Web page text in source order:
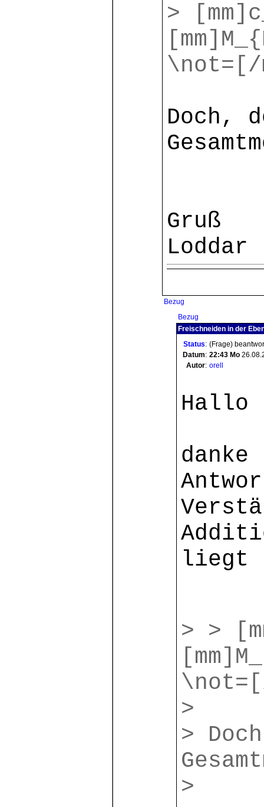
>
\not=[/
Doch,
Gruß
Loddar
Bezug
Bezug
Freischneiden in der
Status: (Frage)
Datum: 22:43 Mo
Autor: orell
Hallo
liegt
> >
\not=[/
>
>
>